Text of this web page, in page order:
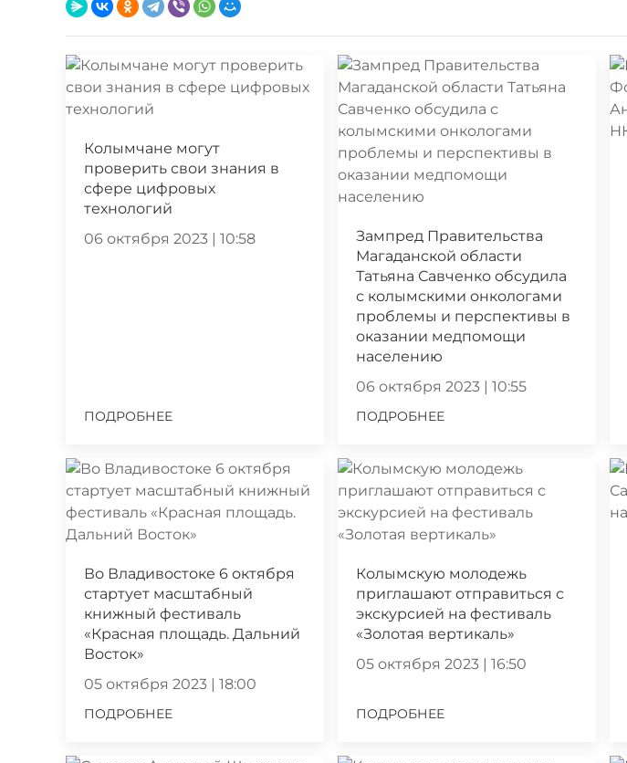
Колымчане могут
проверить свои знания в
сфере цифровых
технологий
06 октября 2023 | 10:58
ПОДРОБНЕЕ
Зампред Правительства
Магаданской области
Татьяна Савченко обсудила
с колымскими онкологами
проблемы и перспективы в
оказании медпомощи
населению
06 октября 2023 | 10:55
ПОДРОБНЕЕ
Во Владивостоке 6 октября
стартует масштабный
книжный фестиваль
«Красная площадь. Дальний
Восток»
05 октября 2023 | 18:00
ПОДРОБНЕЕ
Колымскую молодежь
приглашают отправиться с
экскурсией на фестиваль
«Золотая вертикаль»
05 октября 2023 | 16:50
ПОДРОБНЕЕ